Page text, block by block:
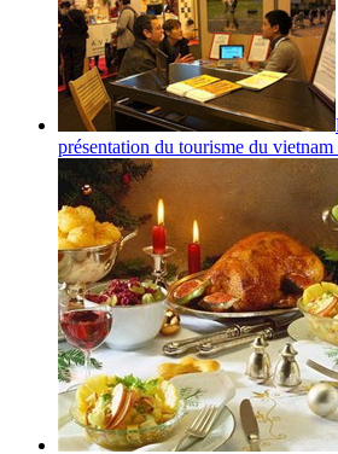
présentation du tourisme du vietnam